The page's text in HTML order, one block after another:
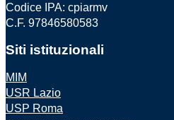
Codice IPA: cpiarmv
C.F. 97846580583
Siti istituzionali
MIM
USR Lazio
USP Roma